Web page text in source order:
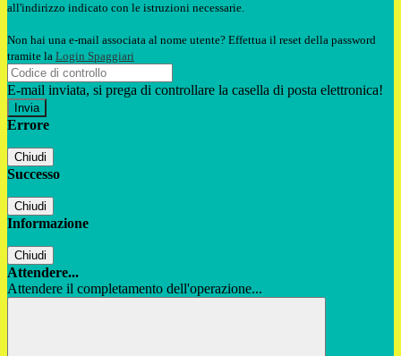
all'indirizzo indicato con le istruzioni necessarie.
Non hai una e-mail associata al nome utente? Effettua il reset della password
tramite la Login Spaggiari
E-mail inviata, si prega di controllare la casella di posta elettronica!
Errore
Chiudi
Successo
Chiudi
Informazione
Chiudi
Attendere...
Attendere il completamento dell'operazione...